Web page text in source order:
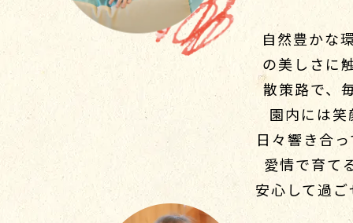
自然豊かな
の美しさに
散策路で、
園内には
日々響き合
愛情で育て
安心して過